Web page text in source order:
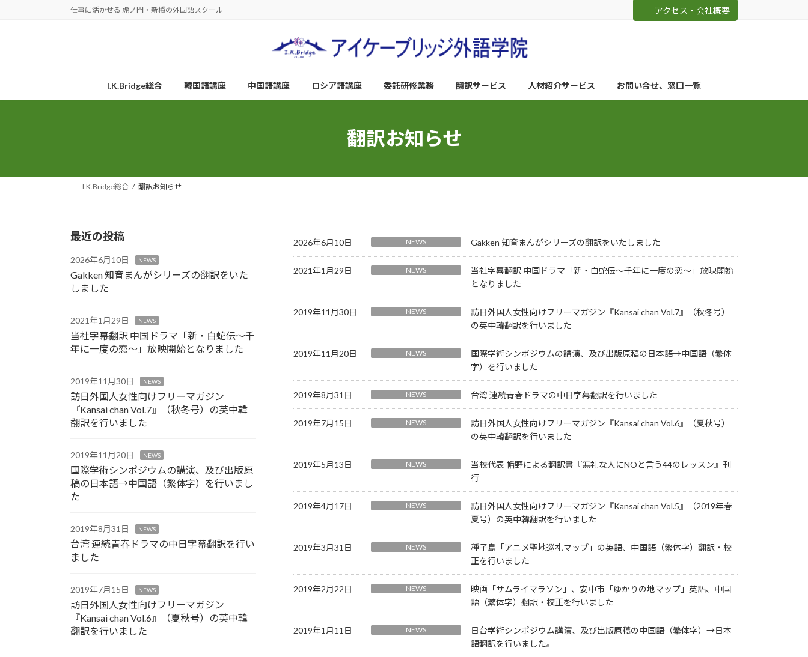
仕事に活かせる 虎ノ門・新橋の外国語スクール アクセス・会社概要
I.K.Bridge総合 韓国語講座 中国語講座 ロシア語講座 委託研修業務 翻訳サービス 人材紹介サービス お問い合せ、窓口一覧
翻訳お知らせ
I.K.Bridge総合 翻訳お知らせ
2026年6月10日 NEWS Gakken 知育まんがシリーズの翻訳をいたしました
2021年1月29日 NEWS
当社字幕翻訳 中国ドラマ「新・白蛇伝～千年に一度の恋～」放映開始
となりました
2019年11月30日 NEWS
訪日外国人女性向けフリーマガジン『Kansai chan Vol.7』（秋冬号）
の英中韓翻訳を行いました
2019年11月20日 NEWS
国際学術シンポジウムの講演、及び出版原稿の日本語→中国語（繁体
字）を行いました
2019年8月31日 NEWS 台湾 連続青春ドラマの中日字幕翻訳を行いました
2019年7月15日 NEWS
訪日外国人女性向けフリーマガジン『Kansai chan Vol.6』（夏秋号）
の英中韓翻訳を行いました
2019年5月13日 NEWS
当校代表 幡野による翻訳書『無礼な人にNOと言う44のレッスン』刊
行
2019年4月17日 NEWS
訪日外国人女性向けフリーマガジン『Kansai chan Vol.5』（2019年春
夏号）の英中韓翻訳を行いました
2019年3月31日 NEWS
種子島「アニメ聖地巡礼マップ」の英語、中国語（繁体字）翻訳・校
正を行いました
2019年2月22日 NEWS
映画「サムライマラソン」、安中市「ゆかりの地マップ」英語、中国
語（繁体字）翻訳・校正を行いました
2019年1月11日 NEWS
日台学術シンポジウム講演、及び出版原稿の中国語（繁体字）→日本
語翻訳を行いました。
最近の投稿
2026年6月10日 NEWS
Gakken 知育まんがシリーズの翻訳をいた
しました
2021年1月29日 NEWS
当社字幕翻訳 中国ドラマ「新・白蛇伝～千
年に一度の恋～」放映開始となりました
2019年11月30日 NEWS
訪日外国人女性向けフリーマガジン
『Kansai chan Vol.7』（秋冬号）の英中韓
翻訳を行いました
2019年11月20日 NEWS
国際学術シンポジウムの講演、及び出版原
稿の日本語→中国語（繁体字）を行いまし
た
2019年8月31日 NEWS
台湾 連続青春ドラマの中日字幕翻訳を行い
ました
2019年7月15日 NEWS
訪日外国人女性向けフリーマガジン
『Kansai chan Vol.6』（夏秋号）の英中韓
翻訳を行いました